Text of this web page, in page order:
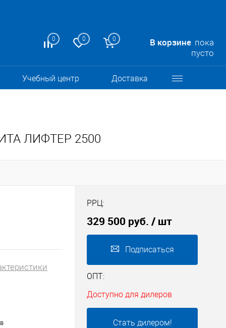
0 0 0 В корзине пока
пусто
Учебный центр Доставка
ЛИФТЕР 2500
РРЦ:
329 500 руб. / шт
Подписаться
ОПТ:
Доступно для дилеров
Стать дилером!